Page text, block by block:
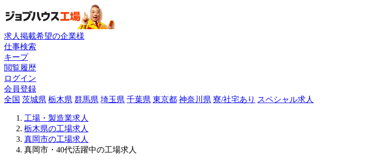
求人掲載希望の企業様
仕事検索
キープ
閲覧履歴
ログイン
会員登録
全国 茨城県 栃木県 群馬県 埼玉県 千葉県 東京都 神奈川県 寮/社宅あり スペシャル求人
工場・製造業求人
栃木県の工場求人
真岡市の工場求人
真岡市・40代活躍中の工場求人